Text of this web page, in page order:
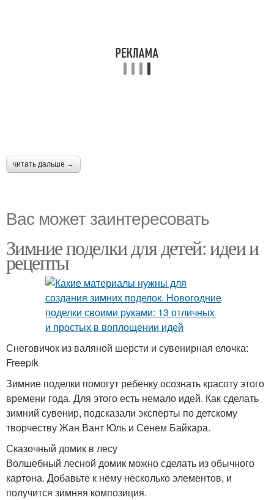
читать дальше →
Вас может заинтересовать
Зимние поделки для детей: идеи и
рецепты
Снеговичок из валяной шерсти и сувенирная елочка:
Freepik
Зимние поделки помогут ребенку осознать красоту этого
времени года. Для этого есть немало идей. Как сделать
зимний сувенир, подсказали эксперты по детскому
творчеству Жан Вант Юль и Сенем Байкара.
Сказочный домик в лесу
Волшебный лесной домик можно сделать из обычного
картона. Добавьте к нему несколько элементов, и
получится зимняя композиция.